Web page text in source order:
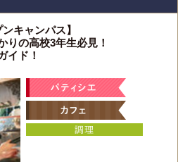
キャンパス】
りの高校3年生必見！
イド！